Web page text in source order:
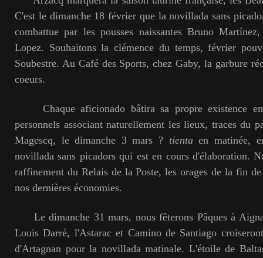
C'est le dimanche 18 février que la novillada sans
combattue par les pousses naissantes Bruno
Lopez. Souhaitons la clémence du temps, février
Soubestre. Au Café des Sports, chez Gaby, la garbure
coeurs.
Chaque aficionado bâtira sa propre existence
personnels associant naturellement les lieux, traces du
Magescq, le dimanche 3 mars ? tientaen matinée,
novillada sans picadors qui est en cours d'élaboration.
raffinement du Relais de la Poste, les orages de la fin
nos dernières économies.
Le dimanche 31 mars, nous fêterons Pâques à
Louis Darré, l'Astarac et Camino de Santiago
d'Artagnan pour la novillada matinale. L'étoile de